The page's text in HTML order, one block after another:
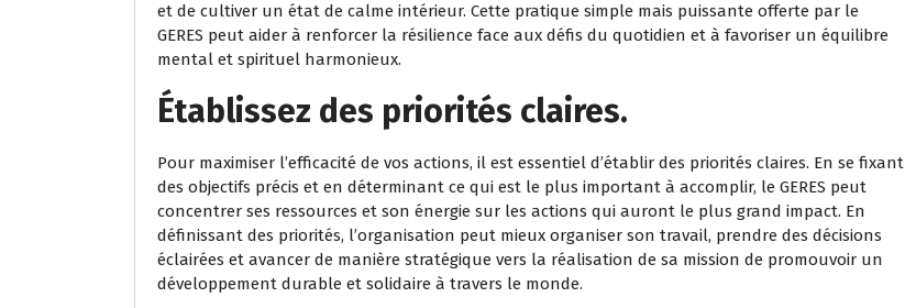
et de cultiver un état de calme intérieur. Cette pratique simple mais puissante offerte par le
GERES peut aider à renforcer la résilience face aux défis du quotidien et à favoriser un équilibre
mental et spirituel harmonieux.
Établissez des priorités claires.
Pour maximiser l’efficacité de vos actions, il est essentiel d’établir des priorités claires. En se fixant
des objectifs précis et en déterminant ce qui est le plus important à accomplir, le GERES peut
concentrer ses ressources et son énergie sur les actions qui auront le plus grand impact. En
définissant des priorités, l’organisation peut mieux organiser son travail, prendre des décisions
éclairées et avancer de manière stratégique vers la réalisation de sa mission de promouvoir un
développement durable et solidaire à travers le monde.